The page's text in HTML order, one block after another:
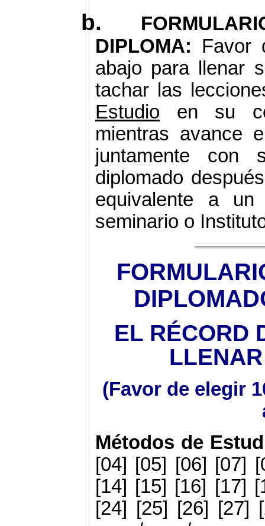
b.
DIPLOMA: Favor
abajo para llenar
tachar las
Estudio en su
mientras avance
juntamente
diplomado
equivalente a
seminario o
EL RÉCORD
(Favor de elegir
Métodos de
[04] [05] [06] [07]
[14] [15] [16] [17]
[24] [25] [26] [27]